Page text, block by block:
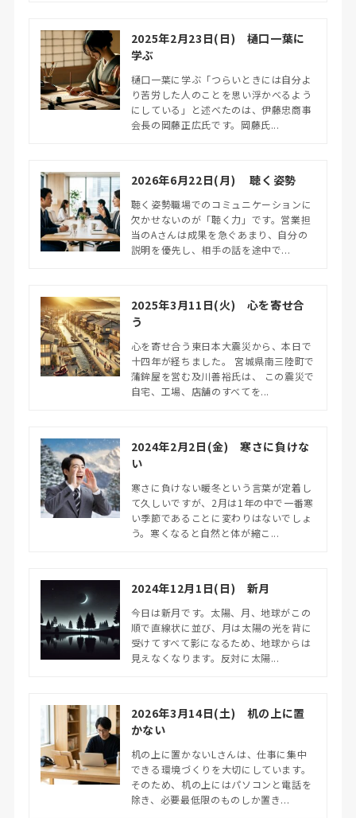
2025年2月23日(日) 樋口一葉に
学ぶ
樋口一葉に学ぶ「つらいときには自分よ
り苦労した人のことを思い浮かべるよう
にしている」と述べたのは、伊藤忠商事
会長の岡藤正広氏です。岡藤氏...
2026年6月22日(月) 聴く姿勢
聴く姿勢職場でのコミュニケーションに
欠かせないのが「聴く力」です。営業担
当のAさんは成果を急ぐあまり、自分の
説明を優先し、相手の話を途中で...
2025年3月11日(火) 心を寄せ合
う
心を寄せ合う東日本大震災から、本日で
十四年が経ちました。 宮城県南三陸町で
蒲鉾屋を営む及川善裕氏は、 この震災で
自宅、工場、店舗のすべてを...
2024年2月2日(金) 寒さに負けな
い
寒さに負けない暖冬という言葉が定着し
て久しいですが、2月は1年の中で一番寒
い季節であることに変わりはないでしょ
う。寒くなると自然と体が縮こ...
2024年12月1日(日) 新月
今日は新月です。太陽、月、地球がこの
順で直線状に並び、月は太陽の光を背に
受けてすべて影になるため、地球からは
見えなくなります。反対に太陽...
2026年3月14日(土) 机の上に置
かない
机の上に置かないLさんは、仕事に集中
できる環境づくりを大切にしています。
そのため、机の上にはパソコンと電話を
除き、必要最低限のものしか置き...